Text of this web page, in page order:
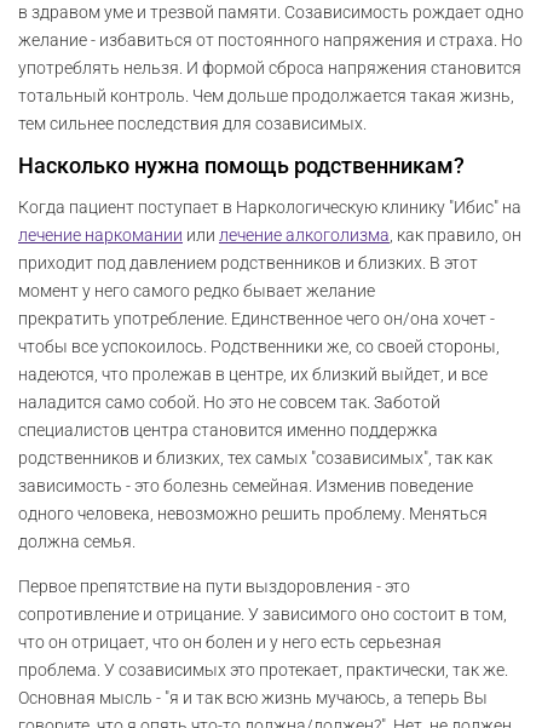
в здравом уме и трезвой памяти. Созависимость рождает одно
желание - избавиться от постоянного напряжения и страха. Но
употреблять нельзя. И формой сброса напряжения становится
тотальный контроль. Чем дольше продолжается такая жизнь,
тем сильнее последствия для созависимых.
Насколько нужна помощь родственникам?
Когда пациент поступает в Наркологическую клинику "Ибис" на
лечение наркомании или лечение алкоголизма , как правило, он
приходит под давлением родственников и близких. В этот
момент у него самого редко бывает желание
прекратить употребление. Единственное чего он/она хочет -
чтобы все успокоилось. Родственники же, со своей стороны,
надеются, что пролежав в центре, их близкий выйдет, и все
наладится само собой. Но это не совсем так. Заботой
специалистов центра становится именно поддержка
родственников и близких, тех самых "созависимых", так как
зависимость - это болезнь семейная. Изменив поведение
одного человека, невозможно решить проблему. Меняться
должна семья.
Первое препятствие на пути выздоровления - это
сопротивление и отрицание. У зависимого оно состоит в том,
что он отрицает, что он болен и у него есть серьезная
проблема. У созависимых это протекает, практически, так же.
Основная мысль - "я и так всю жизнь мучаюсь, а теперь Вы